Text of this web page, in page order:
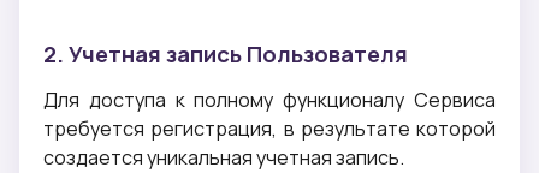
2. Учетная запись Пользователя
Для доступа к полному функционалу Сервиса
требуется регистрация, в результате которой
создается уникальная учетная запись.